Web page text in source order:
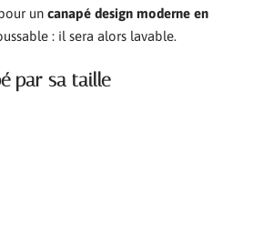
un canapé design moderne en
: il sera alors lavable.
par sa taille